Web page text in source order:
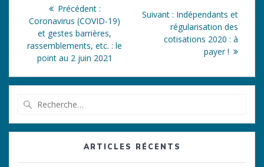
l’article
Précédent :Article
précédent
:
Coronavirus (COVID-19)
et gestes barrières,
rassemblements, etc. : le
point au 2 juin 2021
Suivant : Article
suivant
:
Indépendants et
régularisation des
cotisations 2020 : à
payer !
:
ARTICLES RÉCENTS